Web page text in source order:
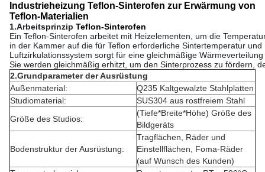
Industrieheizung Teflon-Sinterofen zur Erwärmung von
Teflon-Materialien
1.Arbeitsprinzip Teflon-Sinterofen
Ein Teflon-Sinterofen arbeitet mit Heizelementen, um die
in der Kammer auf die für Teflon erforderliche Sintertemperatur und
Luftzirkulationssystem sorgt für eine gleichmäßige
Sie werden gleichmäßig erhitzt, um den Sinterprozess zu fördern,
2.Grundparameter der Ausrüstung
Außenmaterial:
Q235 Kaltgewalzte Stahlplatten
Studiomaterial:
SUS304 aus rostfreiem Stahl
Größe des Studios:
(Tiefe*Breite*Höhe) Größe des
Bildgeräts
Bodenstruktur der Ausrüstung:
Tragflächen, Räder und
Einstellflächen, Foma-Räder
(auf Wunsch des Kunden)